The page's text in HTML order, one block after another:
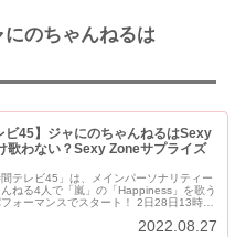
にのちゃんねるは
ビ45】ジャにのちゃんねるはSexy
歌わない？Sexy Zoneサプライズ
テレビ45」は、メインパーソナリティー
ねる4人で「嵐」の「Happiness」を歌う
マンスでスタート！ 2日28日13時台
2022.08.27